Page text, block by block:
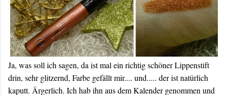
Ja, was soll ich sagen, da ist mal ein richtig schöner Lippenstift
drin, sehr glitzernd, Farbe gefällt mir.... und..... der ist natürlich
kaputt. Ärgerlich. Ich hab ihn aus dem Kalender genommen und